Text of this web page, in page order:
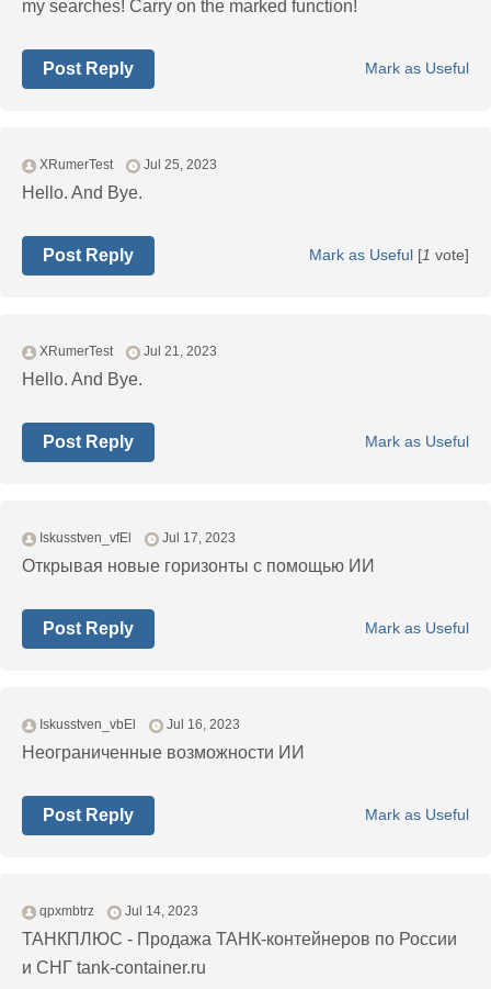
my searches! Carry on the marked function!
Mark as Useful
Post Reply
XRumerTest Jul 25, 2023
Hello. And Bye.
Mark as Useful [1 vote]
Post Reply
XRumerTest Jul 21, 2023
Hello. And Bye.
Mark as Useful
Post Reply
Iskusstven_vfEl Jul 17, 2023
Открывая новые горизонты с помощью ИИ
Mark as Useful
Post Reply
Iskusstven_vbEl Jul 16, 2023
Неограниченные возможности ИИ
Mark as Useful
Post Reply
qpxmbtrz Jul 14, 2023
ТАНКПЛЮС - Продажа ТАНК-контейнеров по России
и СНГ tank-container.ru